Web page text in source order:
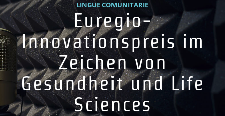
LINGUE COMUNITARIE
Euregio-
Innovationspreis im
Zeichen von
Gesundheit und Life
Sciences